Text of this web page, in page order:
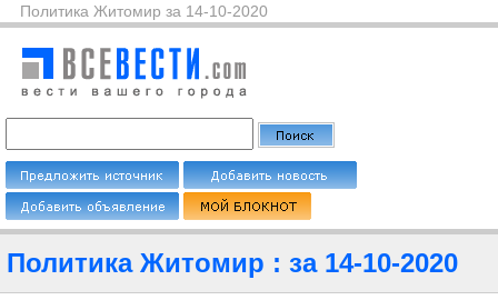
Политика Житомир за 14-10-2020
Политика Житомир : за 14-10-2020